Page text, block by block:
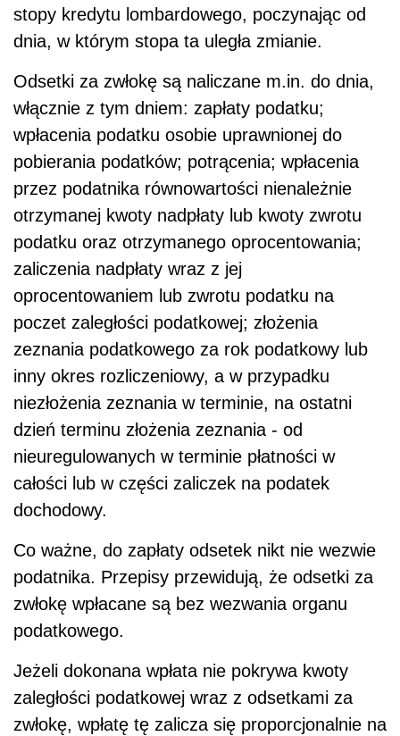
stopy kredytu lombardowego, poczynając od
dnia, w którym stopa ta uległa zmianie.
Odsetki za zwłokę są naliczane m.in. do dnia,
włącznie z tym dniem: zapłaty podatku;
wpłacenia podatku osobie uprawnionej do
pobierania podatków; potrącenia; wpłacenia
przez podatnika równowartości nienależnie
otrzymanej kwoty nadpłaty lub kwoty zwrotu
podatku oraz otrzymanego oprocentowania;
zaliczenia nadpłaty wraz z jej
oprocentowaniem lub zwrotu podatku na
poczet zaległości podatkowej; złożenia
zeznania podatkowego za rok podatkowy lub
inny okres rozliczeniowy, a w przypadku
niezłożenia zeznania w terminie, na ostatni
dzień terminu złożenia zeznania - od
nieuregulowanych w terminie płatności w
całości lub w części zaliczek na podatek
dochodowy.
Co ważne, do zapłaty odsetek nikt nie wezwie
podatnika. Przepisy przewidują, że odsetki za
zwłokę wpłacane są bez wezwania organu
podatkowego.
Jeżeli dokonana wpłata nie pokrywa kwoty
zaległości podatkowej wraz z odsetkami za
zwłokę, wpłatę tę zalicza się proporcjonalnie na